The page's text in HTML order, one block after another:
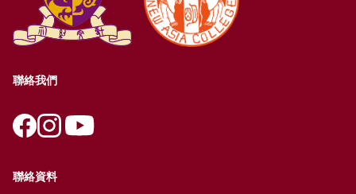
聯絡我們
聯絡資料